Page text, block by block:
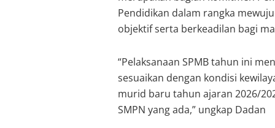
Pendidikan dalam rangka
objektif serta berkeadilan bagi
“Pelaksanaan SPMB tahun ini
sesuaikan dengan kondisi
murid baru tahun ajaran 2026/
SMPN yang ada,” ungkap Dadan